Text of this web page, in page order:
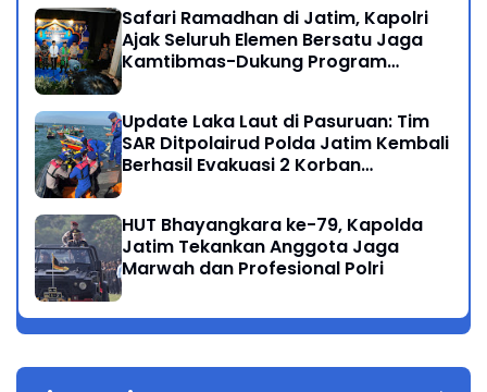
Safari Ramadhan di Jatim, Kapolri
Ajak Seluruh Elemen Bersatu Jaga
Kamtibmas-Dukung Program
Update Laka Laut di Pasuruan: Tim
SAR Ditpolairud Polda Jatim Kembali
Berhasil Evakuasi 2 Korban
HUT Bhayangkara ke-79, Kapolda
Jatim Tekankan Anggota Jaga
Marwah dan Profesional Polri